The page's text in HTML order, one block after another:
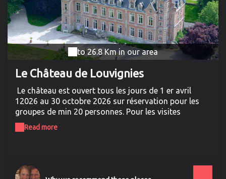
to 26.8 Km in our area
Le Château de Louvignies
Le château est ouvert tous les jours de 1 er avril
12026 au 30 octobre 2026 sur réservation pour les
groupes de min 20 personnes. Pour les visites
individuelles , les prochaines visites guidées du
château auront lieu les dimanches 26 avril 2026 à
romantique château de la Belle Epoque Dans un parc
à l'anglaise de 15 hectares, avec ses tourelles, ses
Read more